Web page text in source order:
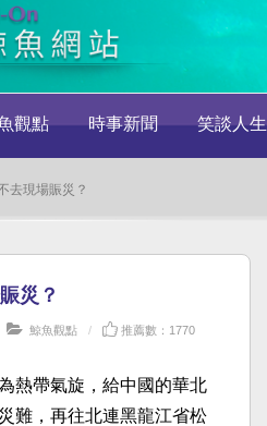
觀點 時事新聞 笑談人生
去現場賑災？
災？
鯨魚觀點 推薦數：1770
熱帶氣旋，給中國的華北
難，再往北連黑龍江省松